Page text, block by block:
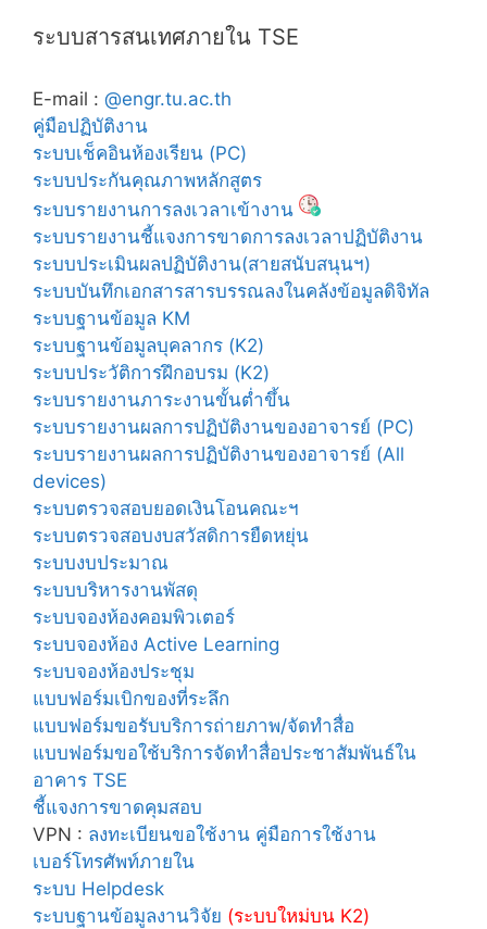
ระบบสารสนเทศภายใน TSE
E-mail : @engr.tu.ac.th
คู่มือปฏิบัติงาน
ระบบเช็คอินห้องเรียน (PC)
ระบบประกันคุณภาพหลักสูตร
ระบบรายงานการลงเวลาเข้างาน
ระบบรายงานชี้แจงการขาดการลงเวลาปฏิบัติงาน
ระบบประเมินผลปฏิบัติงาน(สายสนับสนุนฯ)
ระบบบันทึกเอกสารสารบรรณลงในคลังข้อมูลดิจิทัล
ระบบฐานข้อมูล KM
ระบบฐานข้อมูลบุคลากร (K2)
ระบบประวัติการฝึกอบรม (K2)
ระบบรายงานภาระงานขั้นต่ำขึ้น
ระบบรายงานผลการปฏิบัติงานของอาจารย์ (PC)
ระบบรายงานผลการปฏิบัติงานของอาจารย์ (All
devices)
ระบบตรวจสอบยอดเงินโอนคณะฯ
ระบบตรวจสอบงบสวัสดิการยืดหยุ่น
ระบบงบประมาณ
ระบบบริหารงานพัสดุ
ระบบจองห้องคอมพิวเตอร์
ระบบจองห้อง Active Learning
ระบบจองห้องประชุม
แบบฟอร์มเบิกของที่ระลึก
แบบฟอร์มขอรับบริการถ่ายภาพ/จัดทำสื่อ
แบบฟอร์มขอใช้บริการจัดทำสื่อประชาสัมพันธ์ใน
อาคาร TSE
ชี้แจงการขาดคุมสอบ
VPN : ลงทะเบียนขอใช้งาน คู่มือการใช้งาน
เบอร์โทรศัพท์ภายใน
ระบบ Helpdesk
ระบบฐานข้อมูลงานวิจัย (ระบบใหม่บน K2)